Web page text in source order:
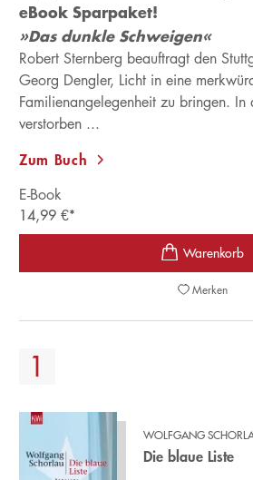
eBook Sparpaket!
»Das dunkle Schweigen«
Robert Sternberg beauftragt den
Georg Dengler, Licht in eine
Familienangelegenheit zu bringen. In
verstorben ...
Zum Buch
E-Book
14,99 €*
Merken
WOLFGANG
Die blaue Liste